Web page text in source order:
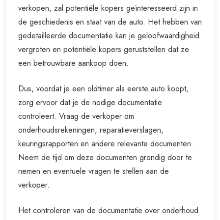
verkopen, zal potentiële kopers geïnteresseerd zijn in
de geschiedenis en staat van de auto. Het hebben van
gedetailleerde documentatie kan je geloofwaardigheid
vergroten en potentiële kopers geruststellen dat ze
een betrouwbare aankoop doen.
Dus, voordat je een oldtimer als eerste auto koopt,
zorg ervoor dat je de nodige documentatie
controleert. Vraag de verkoper om
onderhoudsrekeningen, reparatieverslagen,
keuringsrapporten en andere relevante documenten.
Neem de tijd om deze documenten grondig door te
nemen en eventuele vragen te stellen aan de
verkoper.
Het controleren van de documentatie over onderhoud